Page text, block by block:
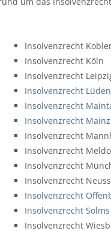
Insolvenzrecht
Insolvenzrecht Köln
Insolvenzrecht
Insolvenzrecht
Insolvenzrecht
Insolvenzrecht Mainz
Insolvenzrecht
Insolvenzrecht
Insolvenzrecht
Insolvenzrecht Neuss
Insolvenzrecht
Insolvenzrecht Solms
Insolvenzrecht